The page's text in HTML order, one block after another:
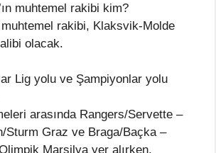
muhtemel rakibi kim?
muhtemel rakibi, Klaksvik-Molde
olacak.
Lig yolu ve Şampiyonlar yolu
arasında Rangers/Servette –
Sturm Graz ve Braga/Baçka –
Marsilya yer alırken,